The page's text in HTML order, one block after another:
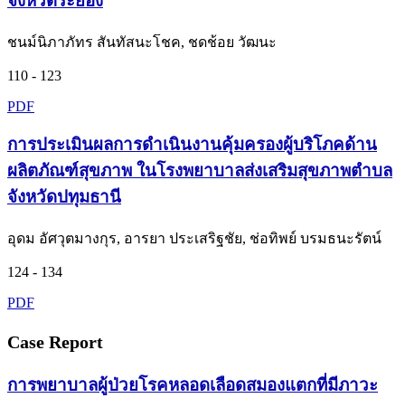
ชนม์นิภาภัทร สันทัสนะโชค, ชดช้อย วัฒนะ
110 - 123
PDF
การประเมินผลการดำเนินงานคุ้มครองผู้บริโภคด้าน
ผลิตภัณฑ์สุขภาพ ในโรงพยาบาลส่งเสริมสุขภาพตำบล
จังหวัดปทุมธานี
อุดม อัศวุตมางกุร, อารยา ประเสริฐชัย, ช่อทิพย์ บรมธนะรัตน์
124 - 134
PDF
Case Report
การพยาบาลผู้ป่วยโรคหลอดเลือดสมองแตกที่มีภาวะ